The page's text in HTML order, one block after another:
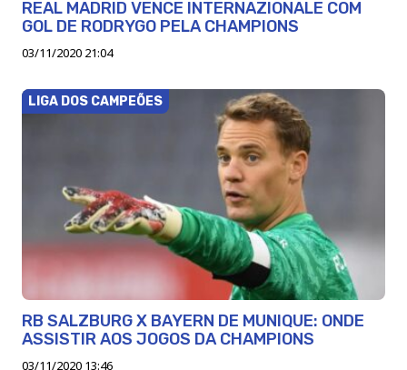
REAL MADRID VENCE INTERNAZIONALE COM
GOL DE RODRYGO PELA CHAMPIONS
03/11/2020 21:04
LIGA DOS CAMPEÕES
RB SALZBURG X BAYERN DE MUNIQUE: ONDE
ASSISTIR AOS JOGOS DA CHAMPIONS
03/11/2020 13:46